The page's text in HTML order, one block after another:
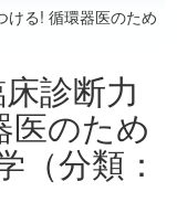
ける! 循環器医のため
診断力
医のため
（分類：